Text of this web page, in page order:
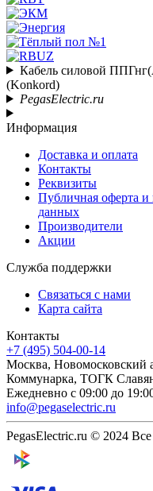
Кабель силовой
(Konkord)
PegasElectric.ru
Информация
Доставка и оплата
Контакты
Реквизиты
Публичная оферта и
данных
Производители
Акции
Служба поддержки
Связаться с нами
Карта сайта
Контакты
+7 (495) 504-00-14
Москва, Новомосковский
Коммунарка, ТОГК
Ежедневно с 09:00 до
info@pegaselectric.ru
PegasElectric.ru © 2024